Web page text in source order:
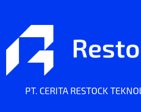
PT. CERITA RESTOCK